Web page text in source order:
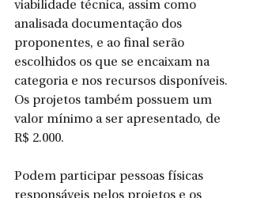
viabilidade técnica, assim como
analisada documentação dos
proponentes, e ao final serão
escolhidos os que se encaixam na
categoria e nos recursos disponíveis.
Os projetos também possuem um
valor mínimo a ser apresentado, de
R$ 2.000.
Podem participar pessoas físicas